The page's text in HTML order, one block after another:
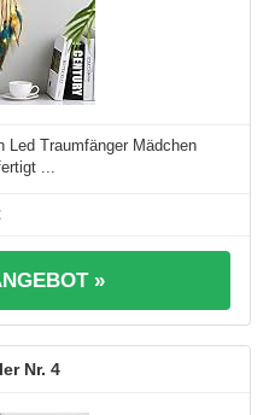
Led Traumfänger Mädchen
...
»
4